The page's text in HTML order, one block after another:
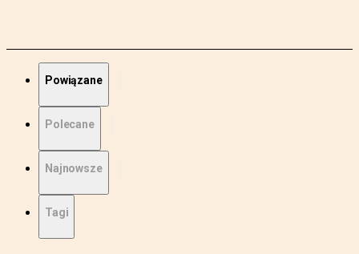
Powiązane
Polecane
Najnowsze
Tagi